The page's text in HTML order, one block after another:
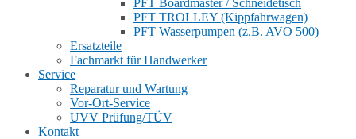
PFT Boardmaster / Schneidetisch
PFT TROLLEY (Kippfahrwagen)
PFT Wasserpumpen (z.B. AVO 500)
Ersatzteile
Fachmarkt für Handwerker
Service
Reparatur und Wartung
Vor-Ort-Service
UVV Prüfung/TÜV
Kontakt